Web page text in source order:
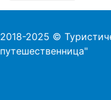
2018-2025 ©
путешественница"